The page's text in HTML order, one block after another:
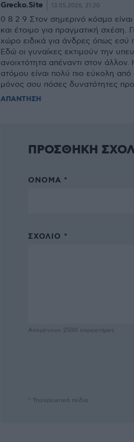
Grecko.Site 13.05.2026, 21:20
0 8 2 9 Στον σημερινό κόσμο
και έτοιμο για πραγματική
χώρο ειδικά για άνδρες όπως
Εδώ οι γυναίκες εκτιμούν την
ανοιχτότητα απέναντι στον
ατόμου είναι πολύ πιο εύκολη
μόνος σου πόσες δυνατότητες
ΑΠΑΝΤΗΣΗ
ΠΡΟΣΘΗΚΗ
ΌΝΟΜΑ *
ΣΧΌΛΙΟ *
Απομένουν 2500 χαρακτήρες
* Υποχρεωτικά πεδία